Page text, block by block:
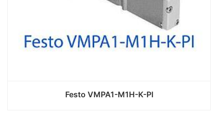
Festo VMPA1-M1H-K-PI